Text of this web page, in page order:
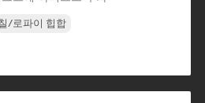
/로파이 힙합